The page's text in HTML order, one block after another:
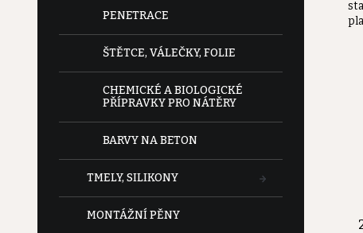
PENETRACE
ŠTĚTCE, VÁLEČKY, FOLIE
CHEMICKÉ A BIOLOGICKÉ
PŘÍPRAVKY PRO NÁTĚRY
BARVY NA BETON
TMELY, SILIKONY
MONTÁŽNÍ PĚNY